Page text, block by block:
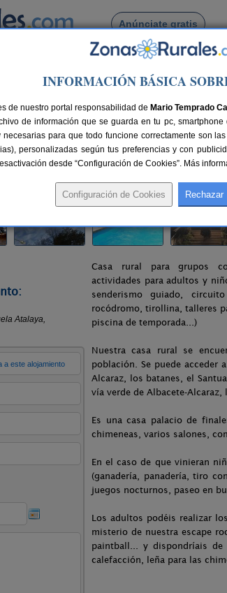
Anúnciate gratis
Busca por pueblo
Alcaraz> Granja Escuela Atalaya
80 km de Albacete Compartir:
Casa rural para grupos
actividades para adultos y
senderismo guiado,
rocódromo, tirollina, talleres
piscina de temporada...)
Nuestra casa rural se
población. Se puede acceder
Alcaraz, los batanes, el
vía verde de Albacete-
Es una casa palacio de
chimeneas, varios salones,
En el caso de que vinieran
(ganadería, panadería, tiro
juegos nocturnos, paseo en
Los adultos podéis realizar
misterio de nuestra escape
paintball... y dispondríais
calefacción, leña para las
INFORMACIÓN BÁSICA
de nuestro portal responsabilidad de Mario Temprado
de información que se guarda en tu pc,
para que todo funcione correctamente son
personalizadas según tus preferencias y con
desde “Configuración de Cookies”. Más